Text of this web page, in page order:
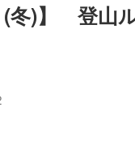
(冬)】 登山